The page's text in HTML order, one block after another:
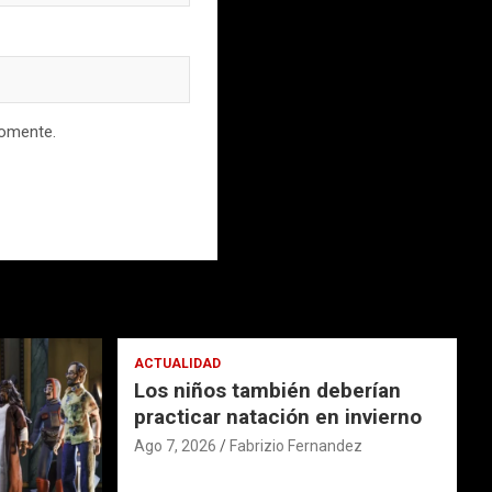
ACTUALIDAD
Los niños también deberían
practicar natación en invierno
Ago 7, 2026 Fabrizio Fernandez